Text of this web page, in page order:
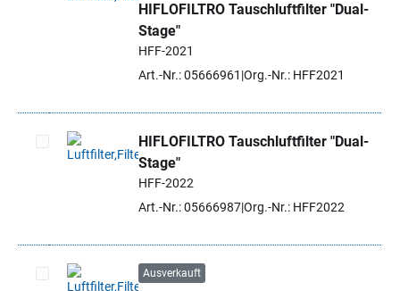
Artikel auswählen
HIFLOFILTRO Tauschluftfilter "Dual-
Stage"
HFF-2021
Art.-Nr.: 05666961 Org.-Nr.: HFF2021
Artikel auswählen
HIFLOFILTRO Tauschluftfilter "Dual-
Stage"
HFF-2022
Art.-Nr.: 05666987Org.-Nr.: HFF2022
Ausverkauft